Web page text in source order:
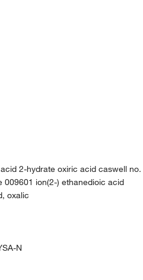
2-hydrate oxiric acid caswell no.
ion(2-) ethanedioic acid
oxalic
N